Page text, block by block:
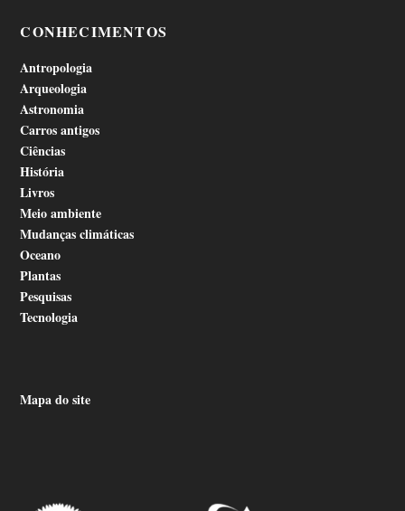
CONHECIMENTOS
Antropologia
Arqueologia
Astronomia
Carros antigos
Ciências
História
Livros
Meio ambiente
Mudanças climáticas
Oceano
Plantas
Pesquisas
Tecnologia
Mapa do site